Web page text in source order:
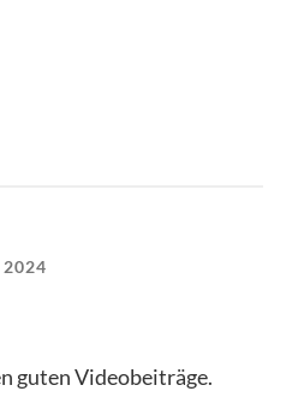
2024
guten Videobeiträge.